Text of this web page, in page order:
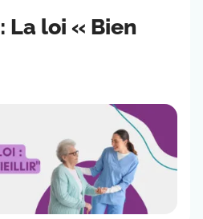
La loi « Bien
3 minutes de lecture